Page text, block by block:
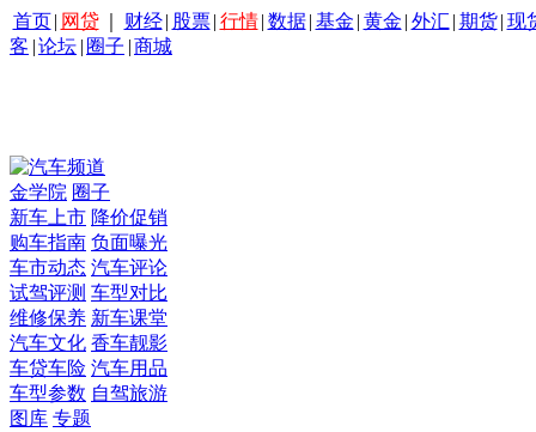
首页 | 网贷 财经 | 股票 | 行情 | 数据 | 基金 | 黄金 | 外汇 | 期货 | 现
客 |论坛 | 圈子 |商城
金学院 圈子
新车上市 降价促销
购车指南 负面曝光
车市动态 汽车评论
试驾评测 车型对比
维修保养 新车课堂
汽车文化 香车靓影
车贷车险 汽车用品
车型参数 自驾旅游
图库 专题